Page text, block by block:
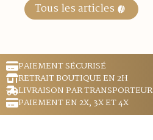
Tous les articles
PAIEMENT SÉCURISÉ
RETRAIT BOUTIQUE EN 2H
LIVRAISON PAR TRANSPORTEUR
PAIEMENT EN 2X, 3X ET 4X